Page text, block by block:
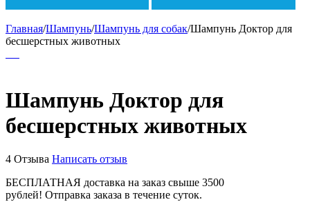
Главная/Шампунь/Шампунь для собак/Шампунь Доктор для
бесшерстных животных
Шампунь Доктор для
бесшерстных животных
4 Отзыва Написать отзыв
БЕСПЛАТНАЯ доставка на заказ свыше 3500
рублей! Отправка заказа в течение суток.